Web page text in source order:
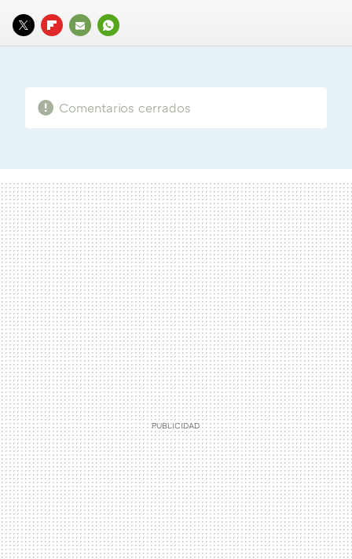
TWITTERFLIPBOARD
E-
WHATSAPP
Comentarios cerrados